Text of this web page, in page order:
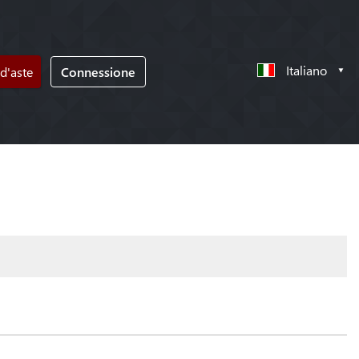
Connessione Italiano